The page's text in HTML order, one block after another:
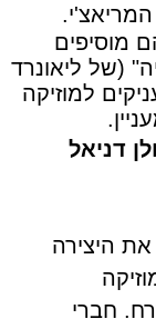
מוסיפים
(של ליאונרד
למוזיקה
דניאל
היצירה
חברי